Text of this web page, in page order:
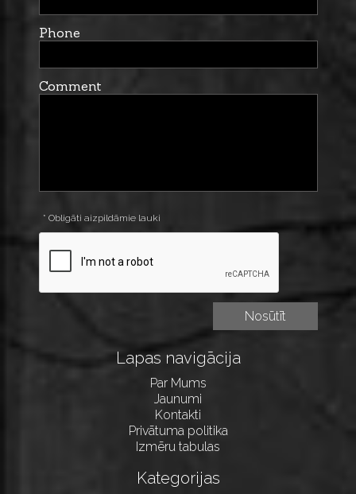
Phone
Comment
* Obligāti aizpildāmie lauki
Lapas navigācija
Par Mums
Jaunumi
Kontakti
Privātuma politika
Izmēru tabulas
Kategorijas